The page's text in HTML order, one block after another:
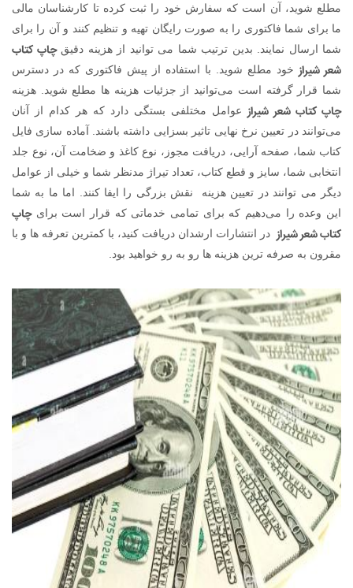
مطلع شوید، آن است که سفارش خود را ثبت کرده تا کارشناسان مالی
ما برای شما فاکتوری را به صورت رایگان تهیه و تنظیم کنند و آن را برای
شما ارسال نمایند. بدین ترتیب شما می توانید از هزینه دقیقچاپ کتاب
شعر شیراز خود مطلع شوید. با استفاده از پیش فاکتوری که در دسترس
شما قرار گرفته است می‌توانید از جزئیات هزینه ها مطلع شوید. هزینه
چاپ کتاب شعر شیراز عوامل مختلفی بستگی دارد که هر کدام از آنان
می‌توانند در تعیین نرخ نهایی تاثیر بسزایی داشته باشند. آماده سازی فایل
کتاب شما، صفحه آرایی، دریافت مجوز، نوع کاغذ و ضخامت آن، نوع جلد
انتخابی شما، سایز و قطع کتاب، تعداد تیراژ مدنظر شما و خیلی از عوامل
دیگر می توانند در تعیین هزینه نقش بزرگی را ایفا کنند. اما ما به شما
این وعده را می‌دهیم که برای تمامی خدماتی که قرار است برایچاپ
کتاب شعر شیراز در انتشارات ارشدان دریافت کنید، با کمترین تعرفه ها و با
مقرون به صرفه ترین هزینه ها رو به رو خواهید بود.